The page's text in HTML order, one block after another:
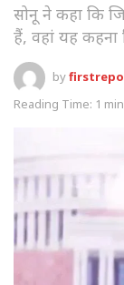
सोनू ने कहा कि
हैं, वहां यह कहना
by
Reading Time: 1